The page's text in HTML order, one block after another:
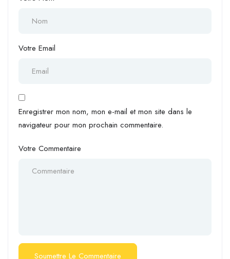
Votre Email
Enregistrer mon nom, mon e-mail et mon site dans le
navigateur pour mon prochain commentaire.
Votre Commentaire